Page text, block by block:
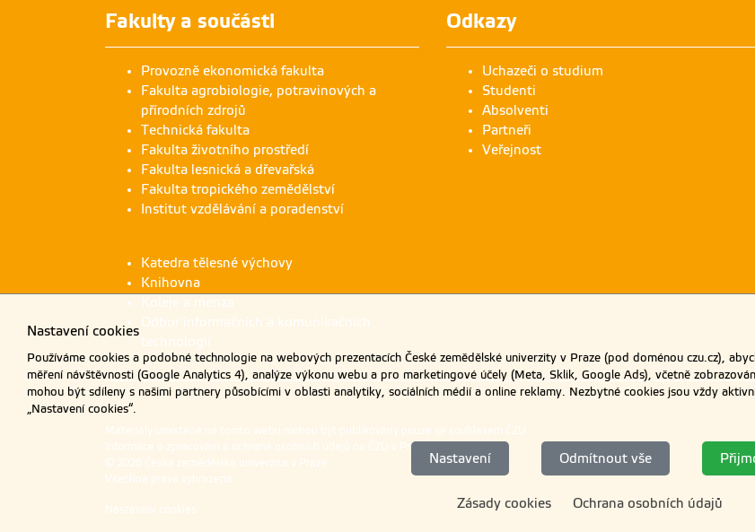
Fakulty a součásti
Provozně ekonomická fakulta
Fakulta agrobiologie, potravinových a
přírodních zdrojů
Technická fakulta
Fakulta životního prostředí
Fakulta lesnická a dřevařská
Fakulta tropického zemědělství
Institut vzdělávání a poradenství
Katedra tělesné výchovy
Knihovna
Koleje a menza
Odbor informačních a komunikačních
technologií
Odkazy
Uchazeči o studium
Studenti
Absolventi
Partneři
Veřejnost
Materiály umístěné na tomto webu mohou být publikovány pouze se souhlasem ČZU.
Informace o zpracování a ochraně osobních údajů na ČZU v Praze
© 2026 Česká zemědělská univerzita v Praze
Všechna práva vyhrazena
Nastavení cookies
Nastavení cookies
Používáme cookies a podobné technologie na webových prezentacích České zemědělské univerzity v Praze (pod doménou czu.cz),
měření návštěvnosti (Google Analytics 4), analýze výkonu webu a pro marketingové účely (Meta, Sklik, Google Ads), včetně
mohou být sdíleny s našimi partnery působícími v oblasti analytiky, sociálních médií a online reklamy. Nezbytné cookies jsou vždy
„Nastavení cookies“.
Nastavení Odmítnout vše
Zásady cookies Ochrana osobních údajů